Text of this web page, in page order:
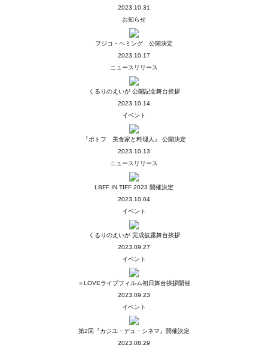
2023.10.31
お知らせ
フジコ・ヘミング 公開決定
2023.10.17
ニュースリリース
くるりのえいが 公開記念舞台挨拶
2023.10.14
イベント
『ポトフ 美食家と料理人』 公開決定
2023.10.13
ニュースリリース
LBFF IN TIFF 2023 開催決定
2023.10.04
イベント
くるりのえいが 完成披露舞台挨拶
2023.09.27
イベント
＝LOVEライブフィルム初日舞台挨拶開催
2023.09.23
イベント
第2回『カジユ・デュ・シネマ』開催決定
2023.08.29